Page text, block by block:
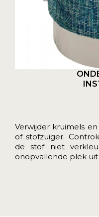
Verwijder kruimels
of stofzuiger.
de stof niet
onopvallende plek